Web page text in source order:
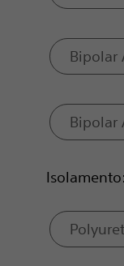
Bipolar
Bipolar
Isolamento: